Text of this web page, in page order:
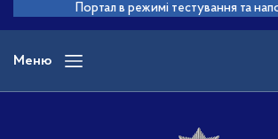
основного
вмісту
Портал в режимі тестування та
Меню